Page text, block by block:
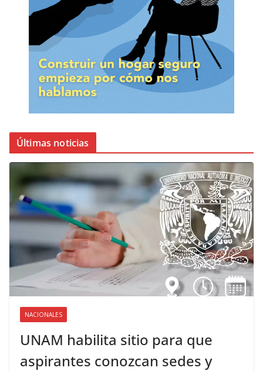
Últimas noticias
NACIONALES
UNAM habilita sitio para que
aspirantes conozcan sedes y